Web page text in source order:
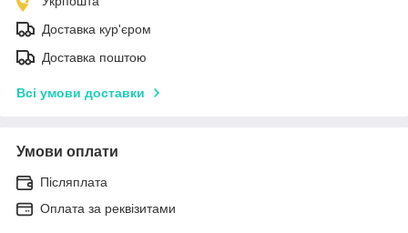
Доставка кур'єром
Доставка поштою
Всі умови доставки
Умови оплати
Післяплата
Оплата за реквізитами